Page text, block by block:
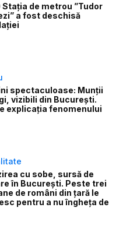
Stația de metrou ”Tudor
a fost deschisă
spectaculoase: Munții
vizibili din București.
explicația fenomenului
cu sobe, sursă de
în București. Peste trei
de români din țară le
pentru a nu îngheța de